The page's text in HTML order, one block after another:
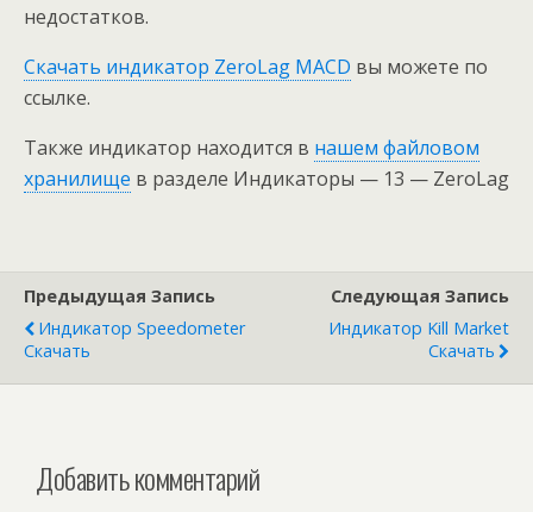
недостатков.
Скачать индикатор ZeroLag MACD вы можете по
ссылке.
Также индикатор находится в нашем файловом
хранилище в разделе Индикаторы — 13 — ZeroLag
Предыдущая Запись
Индикатор Speedometer
Скачать
Следующая Запись
Индикатор Kill Market
Скачать
Добавить комментарий